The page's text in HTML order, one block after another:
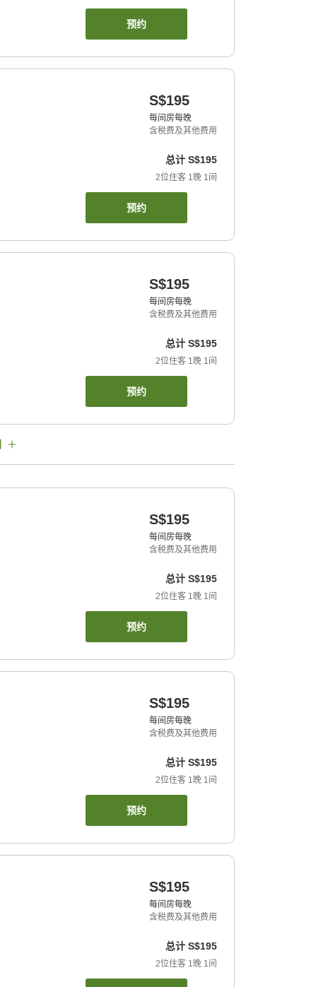
预约
S$195
每间房每晚
含税费及其他费用
总计 S$195
2位住客 1晚 1间
预约
S$195
每间房每晚
含税费及其他费用
总计 S$195
2位住客 1晚 1间
预约
S$195
每间房每晚
含税费及其他费用
总计 S$195
2位住客 1晚 1间
预约
S$195
每间房每晚
含税费及其他费用
总计 S$195
2位住客 1晚 1间
预约
S$195
每间房每晚
含税费及其他费用
总计 S$195
2位住客 1晚 1间